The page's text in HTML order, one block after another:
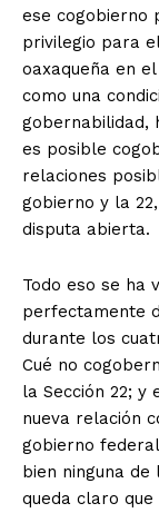
ese cogobierno
privilegio para
oaxaqueña en
como una
gobernabilidad,
es posible
relaciones
gobierno y la
disputa abierta.
Todo eso se ha
perfectamente
durante los
Cué no
la Sección 22; y
nueva relación
gobierno
bien ninguna
queda claro